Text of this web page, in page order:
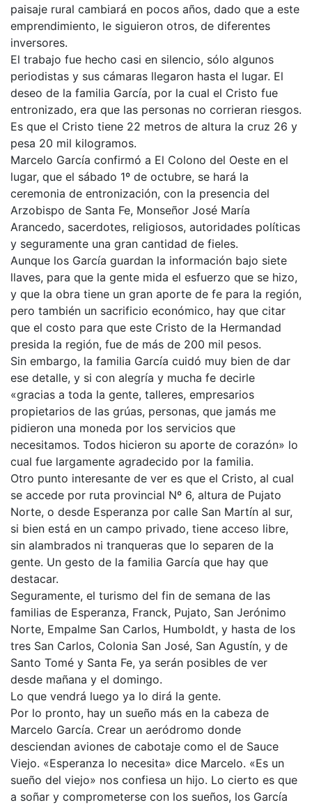
paisaje rural cambiará en pocos años, dado que a este
emprendimiento, le siguieron otros, de diferentes
inversores.
El trabajo fue hecho casi en silencio, sólo algunos
periodistas y sus cámaras llegaron hasta el lugar. El
deseo de la familia García, por la cual el Cristo fue
entronizado, era que las personas no corrieran riesgos.
Es que el Cristo tiene 22 metros de altura la cruz 26 y
pesa 20 mil kilogramos.
Marcelo García confirmó a El Colono del Oeste en el
lugar, que el sábado 1º de octubre, se hará la
ceremonia de entronización, con la presencia del
Arzobispo de Santa Fe, Monseñor José María
Arancedo, sacerdotes, religiosos, autoridades políticas
y seguramente una gran cantidad de fieles.
Aunque los García guardan la información bajo siete
llaves, para que la gente mida el esfuerzo que se hizo,
y que la obra tiene un gran aporte de fe para la región,
pero también un sacrificio económico, hay que citar
que el costo para que este Cristo de la Hermandad
presida la región, fue de más de 200 mil pesos.
Sin embargo, la familia García cuidó muy bien de dar
ese detalle, y si con alegría y mucha fe decirle
«gracias a toda la gente, talleres, empresarios
propietarios de las grúas, personas, que jamás me
pidieron una moneda por los servicios que
necesitamos. Todos hicieron su aporte de corazón» lo
cual fue largamente agradecido por la familia.
Otro punto interesante de ver es que el Cristo, al cual
se accede por ruta provincial Nº 6, altura de Pujato
Norte, o desde Esperanza por calle San Martín al sur,
si bien está en un campo privado, tiene acceso libre,
sin alambrados ni tranqueras que lo separen de la
gente. Un gesto de la familia García que hay que
destacar.
Seguramente, el turismo del fin de semana de las
familias de Esperanza, Franck, Pujato, San Jerónimo
Norte, Empalme San Carlos, Humboldt, y hasta de los
tres San Carlos, Colonia San José, San Agustín, y de
Santo Tomé y Santa Fe, ya serán posibles de ver
desde mañana y el domingo.
Lo que vendrá luego ya lo dirá la gente.
Por lo pronto, hay un sueño más en la cabeza de
Marcelo García. Crear un aeródromo donde
desciendan aviones de cabotaje como el de Sauce
Viejo. «Esperanza lo necesita» dice Marcelo. «Es un
sueño del viejo» nos confiesa un hijo. Lo cierto es que
a soñar y comprometerse con los sueños, los García